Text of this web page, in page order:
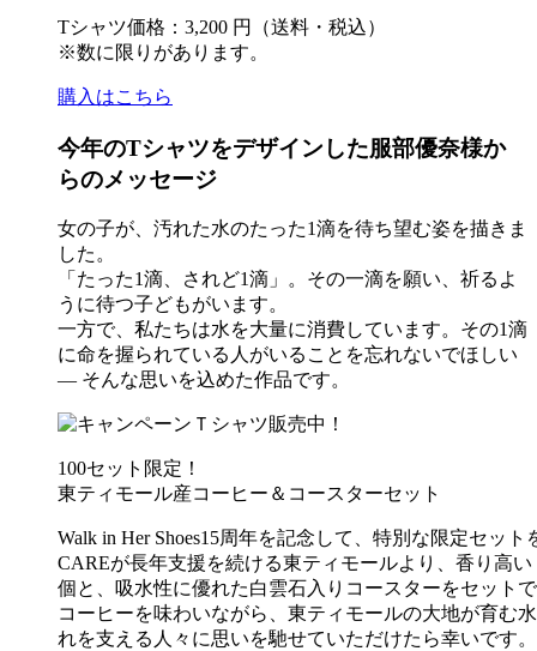
Tシャツ価格：3,200 円（送料・税込）
※数に限りがあります。
購入はこちら
今年のTシャツをデザインした服部優奈様か
らのメッセージ
女の子が、汚れた水のたった1滴を待ち望む姿を描きま
した。
「たった1滴、されど1滴」。その一滴を願い、祈るよ
うに待つ子どもがいます。
一方で、私たちは水を大量に消費しています。その1滴
に命を握られている人がいることを忘れないでほしい
― そんな思いを込めた作品です。
100セット限定！
東ティモール産コーヒー＆コースターセット
Walk in Her Shoes15周年を記念して、特別な限定セッ
CAREが長年支援を続ける東ティモールより、香り高
個と、吸水性に優れた白雲石入りコースターをセット
コーヒーを味わいながら、東ティモールの大地が育む
れを支える人々に思いを馳せていただけたら幸いです。